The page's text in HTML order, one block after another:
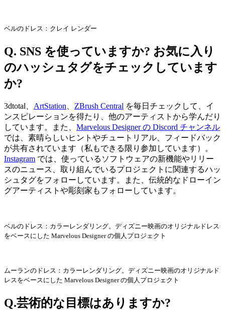
ベルのドレス：クレイ レンダー
Q. SNS を使っていますか? お気に入り
のハッシュタグをチェックしています
か?
3dtotal、 ArtStation、 ZBrush Central を毎日チェックして、イ
ンスピレーションを得たり、他のアーティストから学んだり
しています。また、 Marvelous Designer の Discord チャンネル
では、素晴らしいヒントやチュートリアル、フィードバック
が共有されています（私もできる限り参加しています）。
Instagram では、使っているソフトウェアの新機能やリリー
スのニュース、取り組んでいるプロジェクトに関連するハッ
シュタグをフォローしています。また、伝統的なドローイン
グアーティストや彫刻家もフォローしています。
ベルのドレス：カラーレンダリング。ディズニー映画のオリジナルドレス
をベースにした Marvelous Designer の個人プロジェクト
ムーランのドレス：カラーレンダリング。ディズニー映画のオリジナルド
レスをベースにした Marvelous Designer の個人プロジェクト
Q.芸術的な目標はありますか?